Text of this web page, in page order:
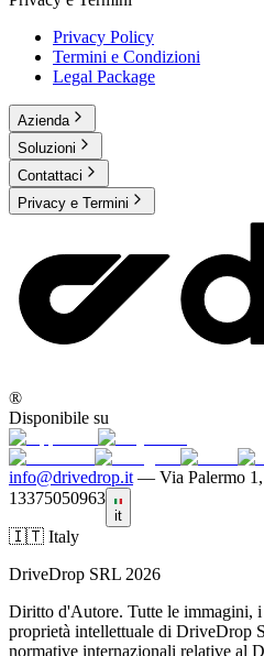
Privacy Policy
Termini e Condizioni
Legal Package
Azienda
Soluzioni
Contattaci
Privacy e Termini
®
Disponibile su
info@drivedrop.it — Via Palermo
13375050963
it
🇮🇹 Italy
DriveDrop SRL 2026
Diritto d'Autore. Tutte le immagini, i
proprietà intellettuale di DriveDrop
normative internazionali relative al